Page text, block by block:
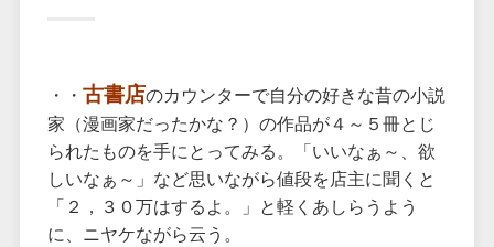
・・ 古書店のカウンターで自分の好きな昔の小説
家（漫画家だったかな？）の作品が４～５冊とじ
られたものを手にとってみる。「いいなぁ～、欲
しいなぁ～」など思いながら値段を店主に聞くと
「２，３０万はするよ。」と軽くあしらうよう
に、ニヤケながら云う。